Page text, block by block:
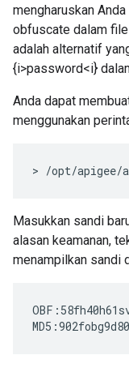
mengharuskan
obfuscate dalam
adalah alternatif
{i>password<i}
Anda dapat
menggunakan
> /opt/apigee/
Masukkan sandi
alasan keamanan,
menampilkan sandi